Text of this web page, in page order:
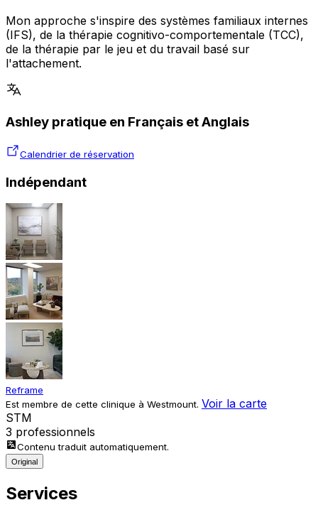
Mon approche s'inspire des systèmes familiaux internes
(IFS), de la thérapie cognitivo-comportementale (TCC),
de la thérapie par le jeu et du travail basé sur
l'attachement.
Ashley pratique en Français et Anglais
Calendrier de réservation
Indépendant
Reframe
Est membre de cette clinique à Westmount. Voir la carte
STM
3 professionnels
Contenu traduit automatiquement.
Original
Services